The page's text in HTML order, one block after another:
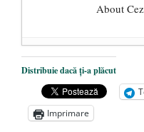
About
Țara arde și
antisemiți verzi
Ne-a părăsit și
2018
Distribuie dacă ți-a plăcut
Imprimare